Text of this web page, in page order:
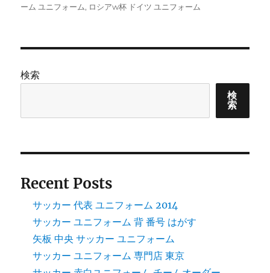
稿
グ
ーム ユニフォーム, ロシアw杯 ドイツ ユニフォーム
検索
検
索
Recent Posts
サッカー 代表 ユニフォーム 2014
サッカー ユニフォーム 背 番号 はがす
矢板 中央 サッカー ユニフォーム
サッカー ユニフォーム 専門店 東京